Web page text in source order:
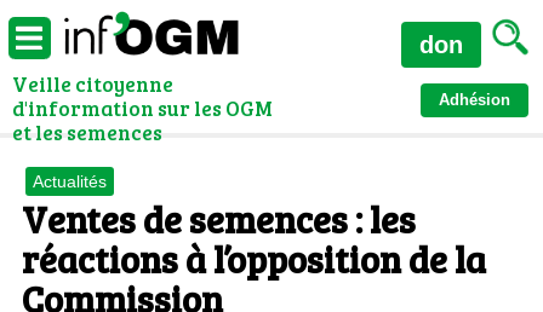
Veille citoyenne
d'information sur les OGM
et les semences
Adhésion
don
Actualités
Ventes de semences : les
réactions à l’opposition de la
Commission